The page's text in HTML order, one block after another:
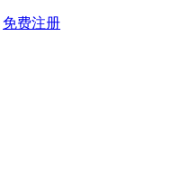
免费注册